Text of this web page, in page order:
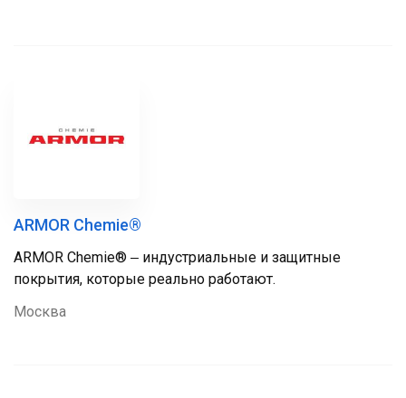
ARMOR Chemie®
ARMOR Chemie® ‒ индустриальные и защитные
покрытия, которые реально работают.
Москва